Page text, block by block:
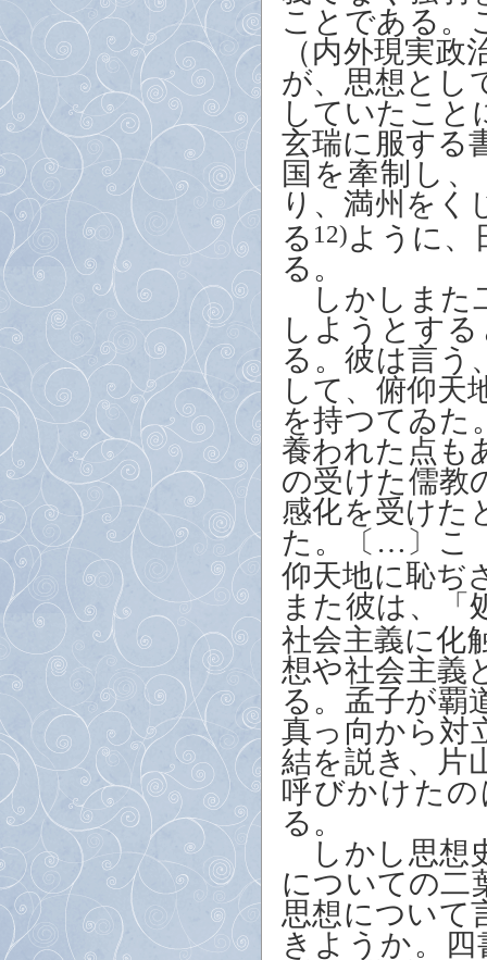
ことである。
（内外現実
が、思想とし
していたこと
玄瑞に服する
国を牽制し
り、満州をく
る 12)ように、
る。
しかしまた
しようとす
る。彼は言う
して、俯仰天
を持つてゐた
養われた点も
の受けた儒教
感化を受けた
た。〔…〕こ
仰天地に恥ぢ
また彼は、「
社会主義に化
想や社会主義
る。孟子が覇
真っ向から対
結を説き、片
呼びかけた
る。
しかし思想
についての二
思想について
きようか。